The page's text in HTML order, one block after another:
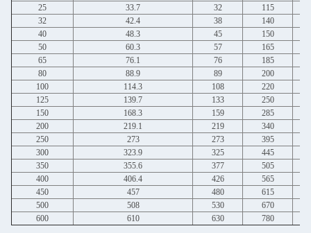
25
33.7 32
115
32
42.4 38
140
40
48.3 45
150
50
60.3 57
165
65
76.1 76
185
80
88.9 89
200
100
114.3 108
220
125
139.7 133
250
150
168.3 159
285
200
219.1 219
340
250
273 273
395
300
323.9 325
445
350
355.6 377
505
400
406.4 426
565
450
457 480
615
500
508 530
670
600
610 630 780